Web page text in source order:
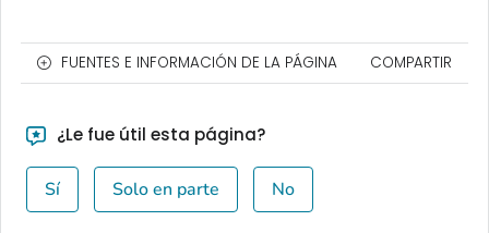
FUENTES E INFORMACIÓN DE LA PÁGINA COMPARTIR
¿Le fue útil esta página?
Sí Solo en parte No